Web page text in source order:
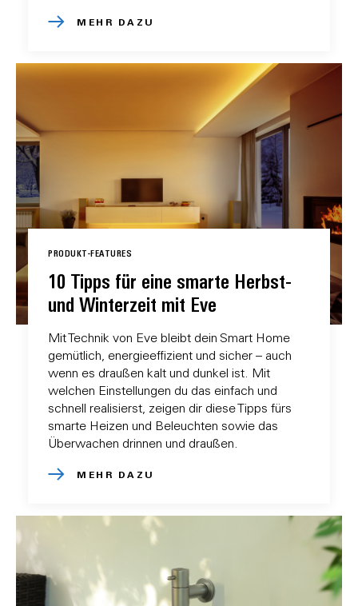
MEHR DAZU
PRODUKT-FEATURES
10 Tipps für eine smarte Herbst-
und Winterzeit mit Eve
Mit Technik von Eve bleibt dein Smart Home
gemütlich, energieeffizient und sicher – auch
wenn es draußen kalt und dunkel ist. Mit
welchen Einstellungen du das einfach und
schnell realisierst, zeigen dir diese Tipps fürs
smarte Heizen und Beleuchten sowie das
Überwachen drinnen und draußen.
MEHR DAZU